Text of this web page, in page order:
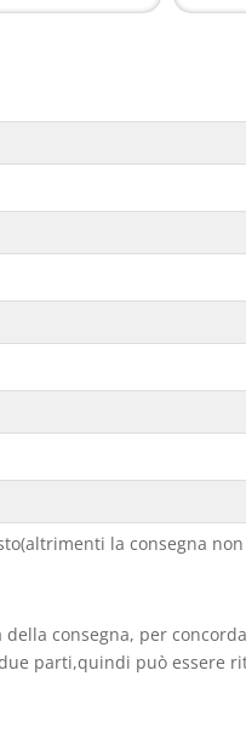
la consegna
consegna, per
parti,quindi può essere